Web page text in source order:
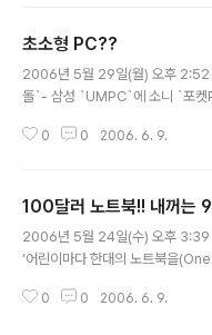
System.out.println(“a와 b가 같
초소형 PC??
2006년 5월 29일(월) 오후 2:52
돌`- 삼성 `UMPC`에 소니 `포켓
인다. 휴대성을 강화한 울트라모
진)`을 전격 공개한 데 이어 이달 2
인텔, 마이크로소프트(MS), 삼성
이전부터 관심을 모았었다. 이 제
0 0 2006. 6. 9.
100달러 노트북!! 내꺼는
2006년 5월 24일(수) 오후 3:39
‘어린이마다 한대의 노트북을
그로폰테 MIT 교수팀이 실제 동작
0 0 2006. 6. 9.